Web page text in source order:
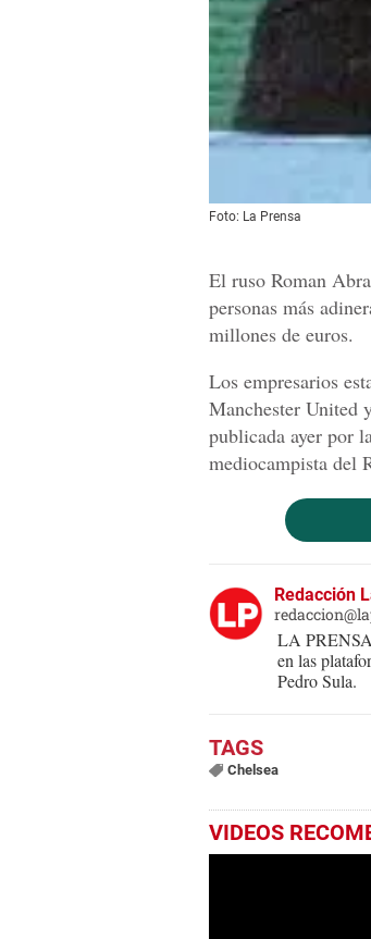
Foto: La Prensa
El ruso Roman
personas más
millones de euros.
Los empresarios
Manchester United
publicada ayer por
mediocampista del
Redacción
LA PRENSA
en las
Pedro Sula.
Chelsea
VIDEOS